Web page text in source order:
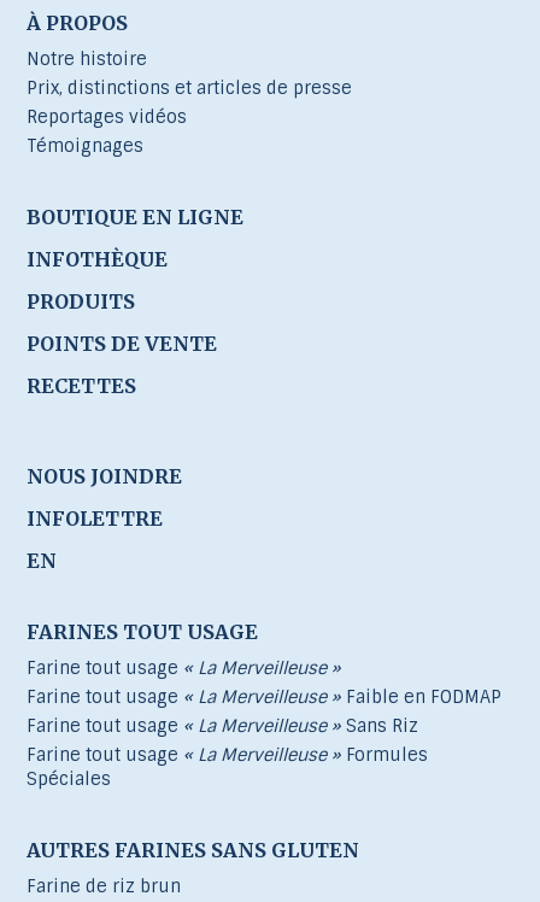
À PROPOS
Notre histoire
Prix, distinctions et articles de presse
Reportages vidéos
Témoignages
BOUTIQUE EN LIGNE
INFOTHÈQUE
PRODUITS
POINTS DE VENTE
RECETTES
NOUS JOINDRE
INFOLETTRE
EN
FARINES TOUT USAGE
Farine tout usage « La Merveilleuse »
Farine tout usage « La Merveilleuse » Faible en FODMAP
Farine tout usage « La Merveilleuse » Sans Riz
Farine tout usage « La Merveilleuse » Formules
Spéciales
AUTRES FARINES SANS GLUTEN
Farine de riz brun